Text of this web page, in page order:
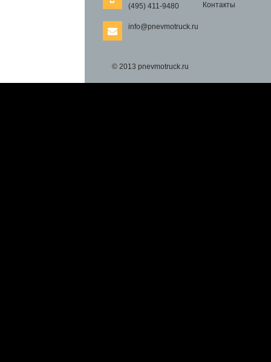
(495) 411-9480
info@pnevmotruck.ru
Контакты
© 2013 pnevmotruck.ru